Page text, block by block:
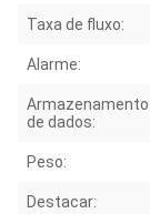
Taxa de fluxo:
Alarme:
Armazenamento
de dados:
Peso:
Destacar: